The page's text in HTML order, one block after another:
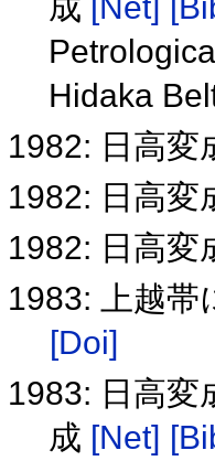
Hidaka
1982: 日高
1982: 日高
1982: 日高
1983: 上越
[Doi]
1983: 日高変
成 [Net]